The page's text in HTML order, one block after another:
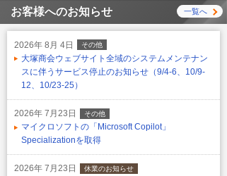
お客様へのお知らせ 一覧へ
2026年 8月 4日 その他
大塚商会ウェブサイト全域のシステムメンテナン
スに伴うサービス停止のお知らせ（9/4-6、10/9-
12、10/23-25）
2026年 7月23日 その他
マイクロソフトの「Microsoft Copilot」
Specializationを取得
2026年 7月23日 休業のお知らせ